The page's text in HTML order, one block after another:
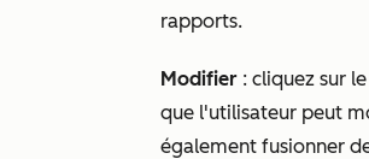
rapports.
Modifier : cliquez sur le
que l'utilisateur peut
également fusionner